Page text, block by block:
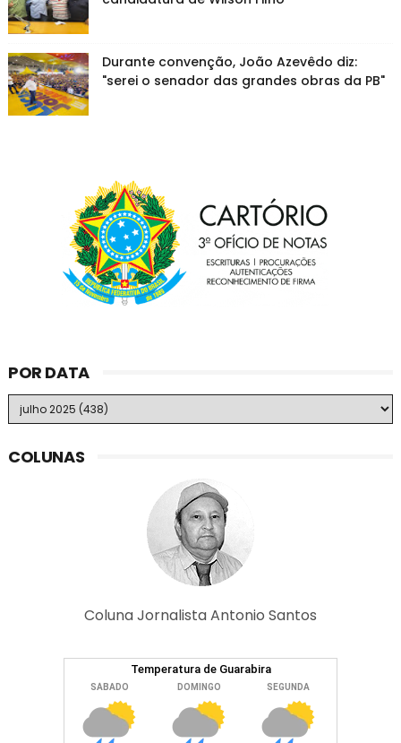
Durante convenção, João Azevêdo diz:
"serei o senador das grandes obras da PB"
POR DATA
COLUNAS
Coluna Jornalista Antonio Santos